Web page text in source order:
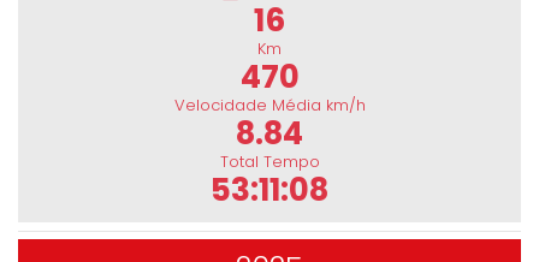
16
Km
470
Velocidade Média km/h
8.84
Total Tempo
53:11:08